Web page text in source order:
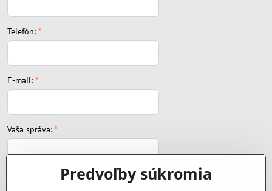
Telefón: *
E-mail: *
Vaša správa: *
Predvoľby súkromia